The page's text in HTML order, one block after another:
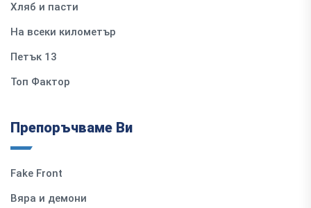
Хляб и пасти
На всеки километър
Петък 13
Топ Фактор
Препоръчваме Ви
Fake Front
Вяра и демони